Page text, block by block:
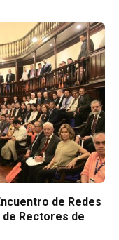
de Redes
de Rectores de